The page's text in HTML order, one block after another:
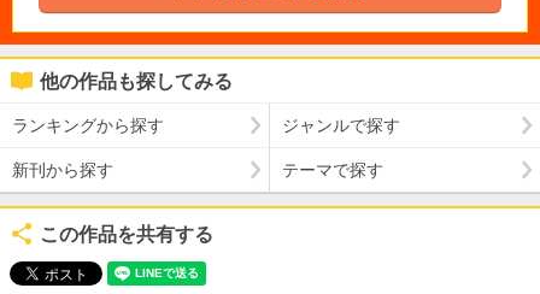
他の作品も探してみる
ランキングから探す ジャンルで探す
新刊から探す テーマで探す
この作品を共有する